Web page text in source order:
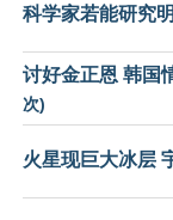
科学家若能研究
讨好金正恩 韩国
次)
火星现巨大冰层